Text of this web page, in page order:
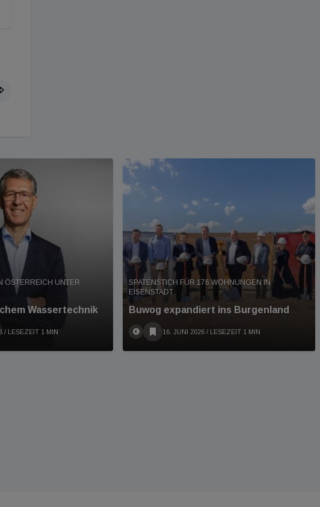
ÖSTERREICH UNTER
Wassertechnik
/ LESEZEIT 1 MIN
SPATENSTICH FÜR 176 WOHNUNGEN IN
EISENSTADT
Buwog expandiert ins Burgenland
16. JUNI 2026 / LESEZEIT 1 MIN